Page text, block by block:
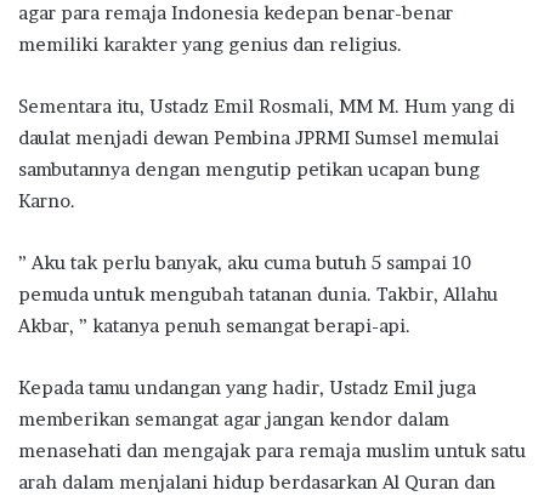
agar para remaja Indonesia kedepan benar-benar
memiliki karakter yang genius dan religius.
Sementara itu, Ustadz Emil Rosmali, MM M. Hum yang di
daulat menjadi dewan Pembina JPRMI Sumsel memulai
sambutannya dengan mengutip petikan ucapan bung
Karno.
” Aku tak perlu banyak, aku cuma butuh 5 sampai 10
pemuda untuk mengubah tatanan dunia. Takbir, Allahu
Akbar, ” katanya penuh semangat berapi-api.
Kepada tamu undangan yang hadir, Ustadz Emil juga
memberikan semangat agar jangan kendor dalam
menasehati dan mengajak para remaja muslim untuk satu
arah dalam menjalani hidup berdasarkan Al Quran dan